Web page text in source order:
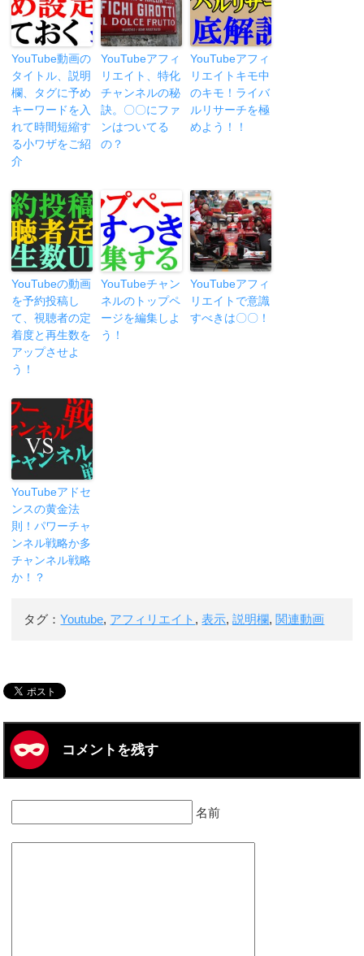
YouTube動画の
タイトル、説明
欄、タグに予め
キーワードを入
れて時間短縮す
る小ワザをご紹
介
YouTubeアフィ
リエイト、特化
チャンネルの秘
訣。〇〇にファ
ンはついてる
の？
YouTubeアフィ
リエイトキモ中
のキモ！ライバ
ルリサーチを極
めよう！！
YouTubeの動画
を予約投稿し
て、視聴者の定
着度と再生数を
アップさせよ
う！
YouTubeチャン
ネルのトップペ
ージを編集しよ
う！
YouTubeアフィ
リエイトで意識
すべきは〇〇！
YouTubeアドセ
ンスの黄金法
則！パワーチャ
ンネル戦略か多
チャンネル戦略
か！？
タグ：Youtube, アフィリエイト ,表示,説明欄, 関連動画
コメントを残す
名前